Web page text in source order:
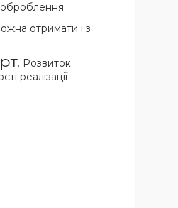
оброблення.
отримати і з
. Розвиток
реалізації